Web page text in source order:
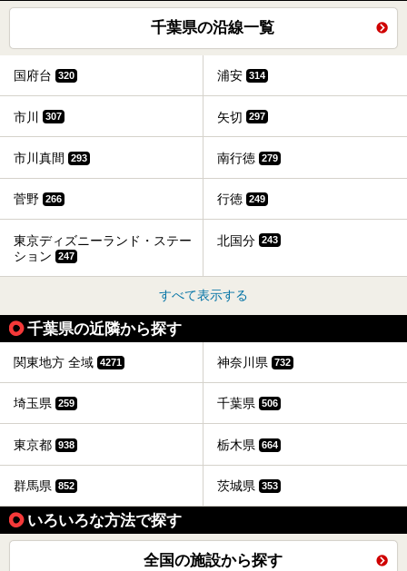
千葉県の沿線一覧
国府台 320 浦安 314
市川 307 矢切 297
市川真間 293 南行徳 279
菅野 266 行徳 249
東京ディズニーランド・ステー
ション
247
北国分 243
すべて表示する
千葉県の近隣から探す
関東地方 全域 4271 神奈川県 732
埼玉県 259 千葉県 506
東京都 938 栃木県 664
群馬県 852 茨城県 353
いろいろな方法で探す
全国の施設から探す